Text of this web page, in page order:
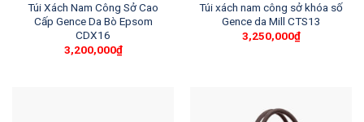
Túi Xách Nam Công Sở Cao
Cấp Gence Da Bò Epsom
CDX16
3,200,000₫
Túi xách nam công sở khóa số
Gence da Mill CTS13
3,250,000₫